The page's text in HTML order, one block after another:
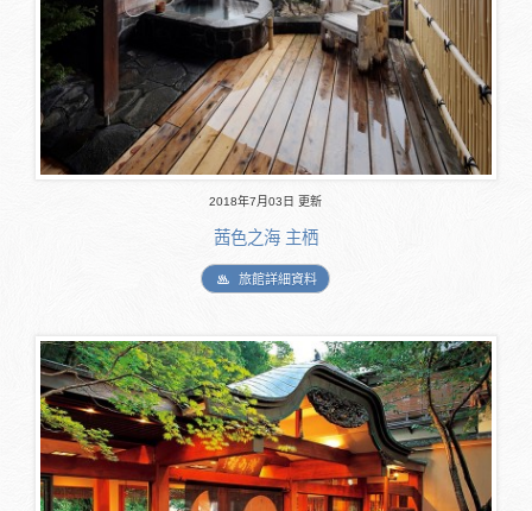
2018年7月03日 更新
茜色之海 主栖
旅館詳細資料